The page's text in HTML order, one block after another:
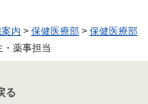
内 > 保健医療部 > 保健医療部
・薬事担当
る